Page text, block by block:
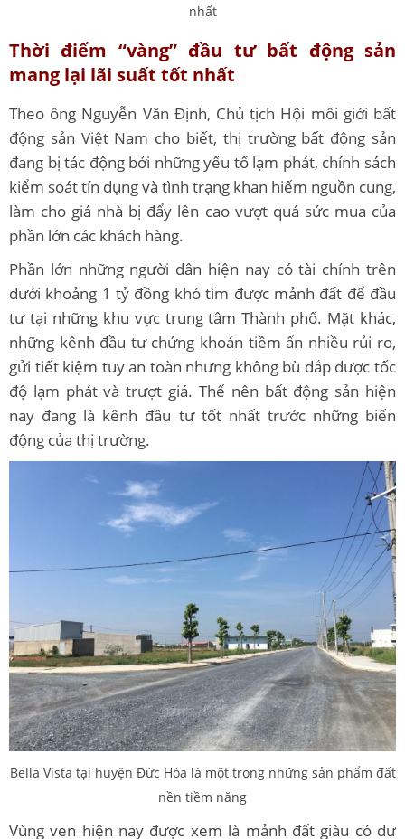
nhất
Thời điểm “vàng” đầu tư bất động sản
mang lại lãi suất tốt nhất
Theo ông Nguyễn Văn Định, Chủ tịch Hội môi giới bất
động sản Việt Nam cho biết, thị trường bất động sản
đang bị tác động bởi những yếu tố lạm phát, chính sách
kiểm soát tín dụng và tình trạng khan hiếm nguồn cung,
làm cho giá nhà bị đẩy lên cao vượt quá sức mua của
phần lớn các khách hàng.
Phần lớn những người dân hiện nay có tài chính trên
dưới khoảng 1 tỷ đồng khó tìm được mảnh đất để đầu
tư tại những khu vực trung tâm Thành phố. Mặt khác,
những kênh đầu tư chứng khoán tiềm ẩn nhiều rủi ro,
gửi tiết kiệm tuy an toàn nhưng không bù đắp được tốc
độ lạm phát và trượt giá. Thế nên bất động sản hiện
nay đang là kênh đầu tư tốt nhất trước những biến
động của thị trường.
Bella Vista tại huyện Đức Hòa là một trong những sản phẩm đất
nền tiềm năng
Vùng ven hiện nay được xem là mảnh đất giàu có dư